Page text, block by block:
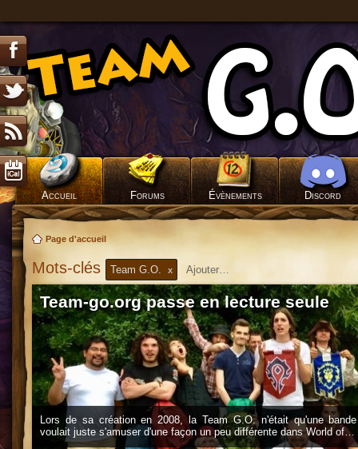
Accueil Forums Évènements Discord
Page d'accueil
Mots-clés Team G.O. x
Lors de sa création en 2008, la Team G.O. n'était qu'une
voulait juste s'amuser d'une façon un peu différente dans World of…
Team-go.org passe en lecture seule